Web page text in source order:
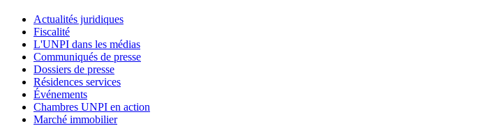
Actualités juridiques
Fiscalité
L'UNPI dans les médias
Communiqués de presse
Dossiers de presse
Résidences services
Événements
Chambres UNPI en action
Marché immobilier